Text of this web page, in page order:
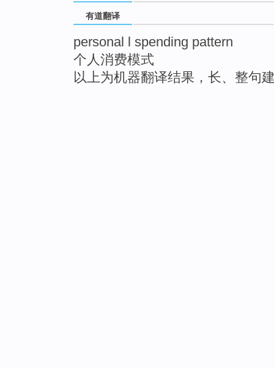
有道翻译
personal l spending pattern
个人消费模式
以上为机器翻译结果，长、整句